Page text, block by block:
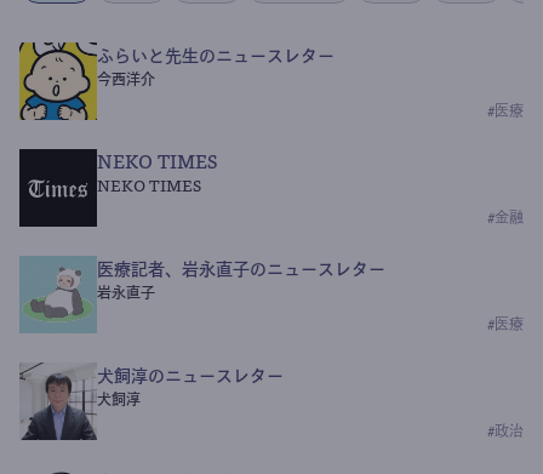
ふらいと先生のニュースレター
今西洋介
# 医療
NEKO TIMES
NEKO TIMES
#金融
医療記者、岩永直子のニュースレター
岩永直子
# 医療
犬飼淳のニュースレター
犬飼淳
#政治